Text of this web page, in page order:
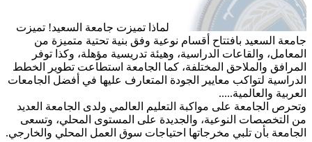
لماذا تميزت جامعة السعيد! تميزت
جامعة السعيد بافتتاح أقسام نوعية وفق بنية تحتية متميزة من
المعامل، والقاعات الدراسية، وهيئة تدريسية مؤهلة، وكذا توفر
المرافق والملاحق المختلفة، كما الجامعة استطاعت تطوير الخطط
الدراسية لتواكب معايير الجودة المتعارف عليها في أفضل الجامعات
العربية والعالمية.....
وتحرص الجامعة على مواكبة التعليم العالمي ولدى الجامعة العديد
من التخصصات النوعية، والجديدة على المستوى المحلي، وتسعى
الجامعة بأن تلبي مخرجاتها احتياجات سوق العمل المحلي والخارجي.